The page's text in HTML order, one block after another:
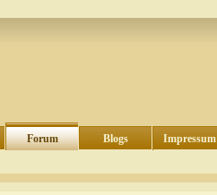
Forum Blogs Impressum